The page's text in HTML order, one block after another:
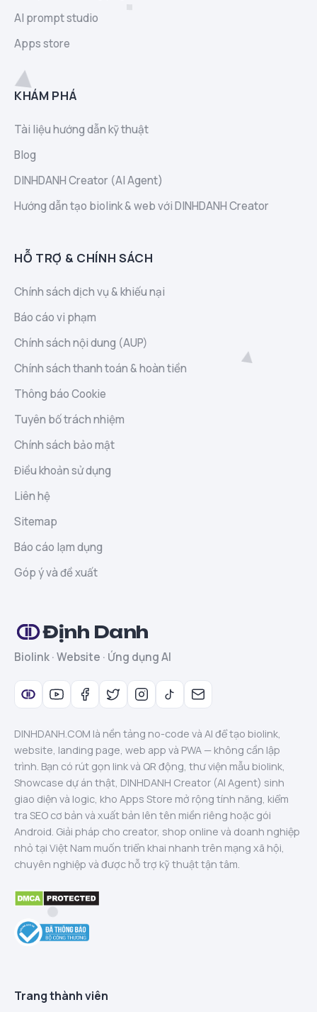
AI prompt studio
Apps store
KHÁM PHÁ
Tài liệu hướng dẫn kỹ thuật
Blog
DINHDANH Creator (AI Agent)
Hướng dẫn tạo biolink & web với DINHDANH Creator
HỖ TRỢ & CHÍNH SÁCH
Chính sách dịch vụ & khiếu nại
Báo cáo vi phạm
Chính sách nội dung (AUP)
Chính sách thanh toán & hoàn tiền
Thông báo Cookie
Tuyên bố trách nhiệm
Chính sách bảo mật
Điều khoản sử dụng
Liên hệ
Sitemap
Báo cáo lạm dụng
Góp ý và đề xuất
Định Danh
Biolink · Website · Ứng dụng AI
DINHDANH.COM là nền tảng no-code và AI để tạo biolink,
website, landing page, web app và PWA — không cần lập
trình. Bạn có rút gọn link và QR động, thư viện mẫu biolink,
Showcase dự án thật, DINHDANH Creator (AI Agent) sinh
giao diện và logic, kho Apps Store mở rộng tính năng, kiểm
tra SEO cơ bản và xuất bản lên tên miền riêng hoặc gói
Android. Giải pháp cho creator, shop online và doanh nghiệp
nhỏ tại Việt Nam muốn triển khai nhanh trên mạng xã hội,
chuyên nghiệp và được hỗ trợ kỹ thuật tận tâm.
Trang thành viên